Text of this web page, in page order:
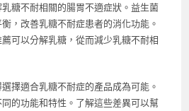
糖不耐相關的腸胃不適症狀。益生菌
，改善乳糖不耐症患者的消化功能。
可以分解乳糖，從而減少乳糖不耐相
擇適合乳糖不耐症的產品成為可能。
的功能和特性。了解這些差異可以幫